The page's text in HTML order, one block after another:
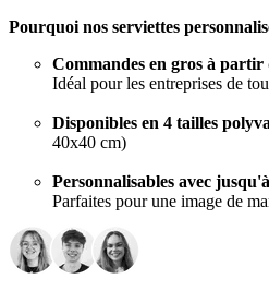
Pourquoi nos serviettes
Commandes en gros à partir
Idéal pour les entreprises de
Disponibles en 4 tailles
40x40 cm)
Personnalisables avec
Parfaites pour une image de
Livraison rapide sous 6
ponctuel